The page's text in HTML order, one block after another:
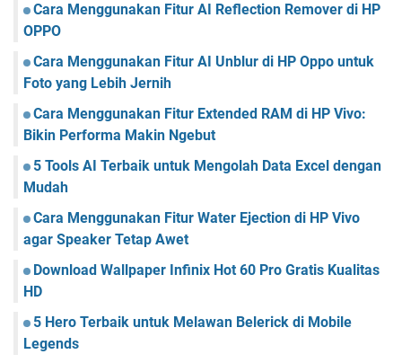
Cara Menggunakan Fitur AI Reflection Remover di HP
OPPO
Cara Menggunakan Fitur AI Unblur di HP Oppo untuk
Foto yang Lebih Jernih
Cara Menggunakan Fitur Extended RAM di HP Vivo:
Bikin Performa Makin Ngebut
5 Tools AI Terbaik untuk Mengolah Data Excel dengan
Mudah
Cara Menggunakan Fitur Water Ejection di HP Vivo
agar Speaker Tetap Awet
Download Wallpaper Infinix Hot 60 Pro Gratis Kualitas
HD
5 Hero Terbaik untuk Melawan Belerick di Mobile
Legends